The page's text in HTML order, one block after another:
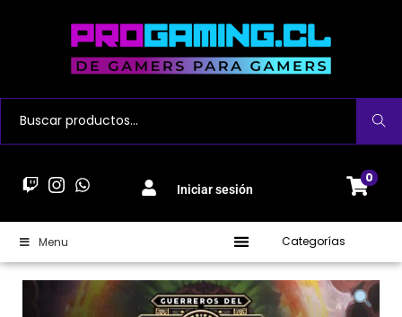
Buscar
Iniciar sesión
0
Menu Categorías